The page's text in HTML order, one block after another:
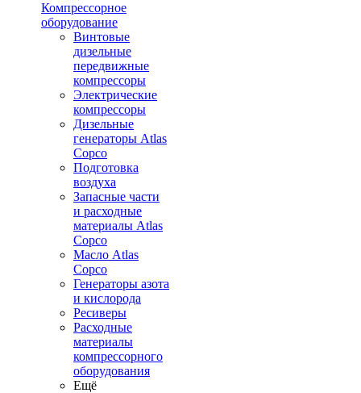
Компрессорное
оборудование
Винтовые
дизельные
передвижные
компрессоры
Электрические
компрессоры
Дизельные
генераторы Atlas
Copco
Подготовка
воздуха
Запасные части
и расходные
материалы Atlas
Copco
Масло Atlas
Copco
Генераторы азота
и кислорода
Ресиверы
Расходные
материалы
компрессорного
оборудования
Ещё